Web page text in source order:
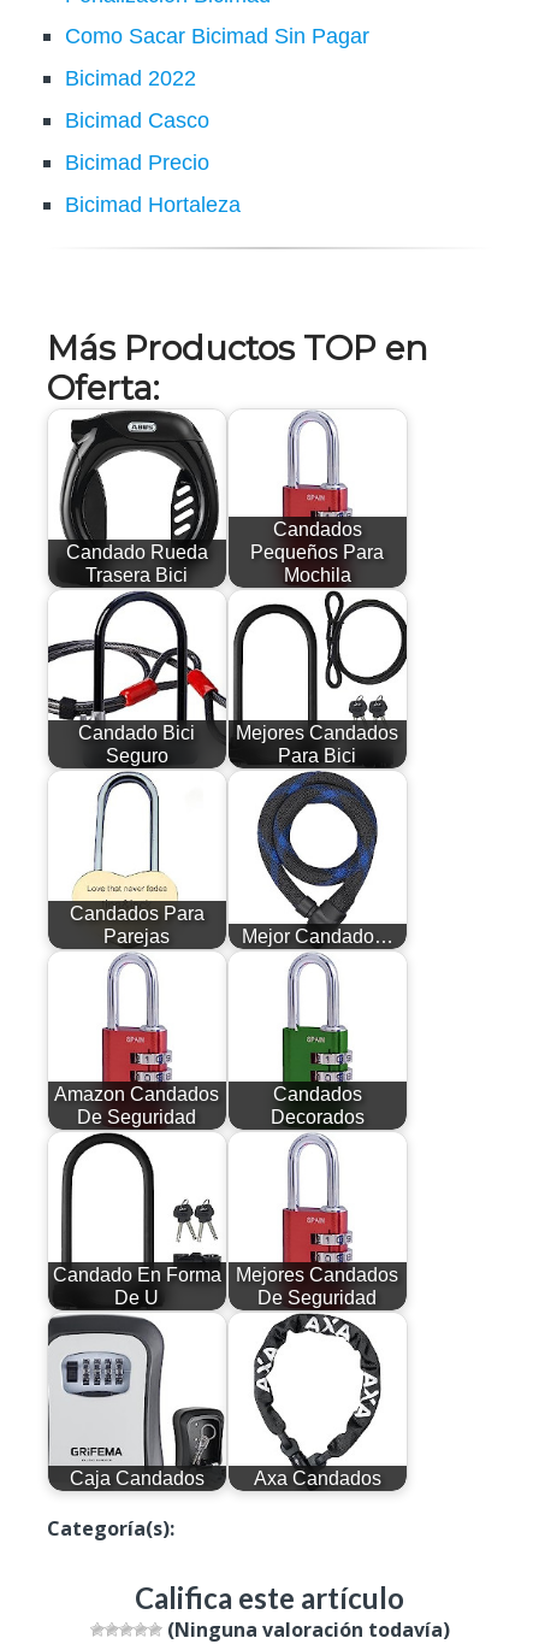
Como Sacar Bicimad Sin Pagar
Bicimad 2022
Bicimad Casco
Bicimad Precio
Bicimad Hortaleza
Más Productos TOP en
Oferta:
Candado Rueda
Trasera Bici
Candados
Pequeños Para
Mochila
Candado Bici
Seguro
Mejores Candados
Para Bici
Candados Para
Parejas
Mejor Candado…
Amazon Candados
De Seguridad
Candados
Decorados
Candado En Forma
De U
Mejores Candados
De Seguridad
Caja Candados Axa Candados
Categoría(s):Candados Para Bicicletas
Califica este artículo
(Ninguna valoración todavía)